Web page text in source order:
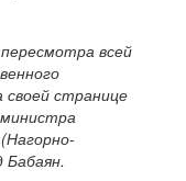
всей
странице
Бабаян.